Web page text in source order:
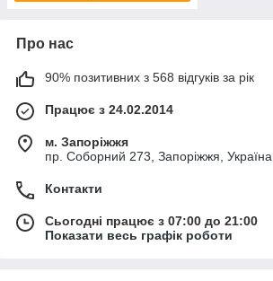
Про нас
90% позитивних з 568 відгуків за рік
Працює з 24.02.2014
м. Запоріжжя
пр. Соборний 273, Запоріжжя, Україна
Контакти
Сьогодні працює з 07:00 до 21:00
Показати весь графік роботи